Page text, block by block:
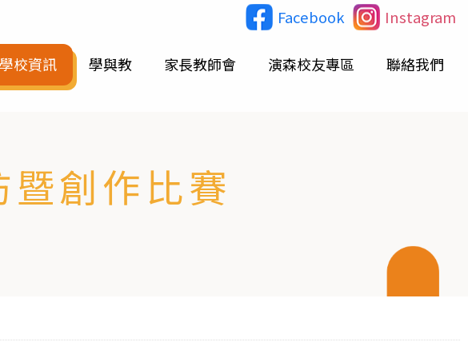
Facebook Instagram
學校資訊 學與教 家長教師會 演森校友專區 聯絡我們
創作比賽